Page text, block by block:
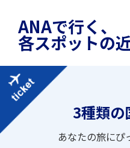
ANAで行く、
各スポットの
3種類の
あなたの旅にぴ